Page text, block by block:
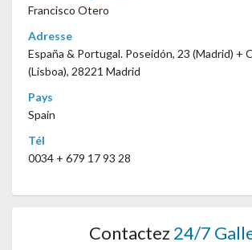
Francisco Otero
Adresse
España & Portugal. Poseidón, 23 (Madrid) +
(Lisboa), 28221 Madrid
Pays
Spain
Tél
0034 + 679 17 93 28
Contactez 24/7